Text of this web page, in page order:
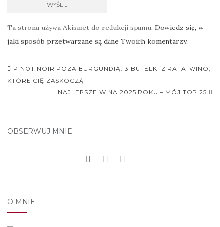
Ta strona używa Akismet do redukcji spamu. Dowiedz się, w
jaki sposób przetwarzane są dane Twoich komentarzy.
Nawigacja
postu
PINOT NOIR POZA BURGUNDIĄ: 3 BUTELKI Z RAFA-WINO,
KTÓRE CIĘ ZASKOCZĄ
NAJLEPSZE WINA 2025 ROKU – MÓJ TOP 25
OBSERWUJ MNIE
O MNIE